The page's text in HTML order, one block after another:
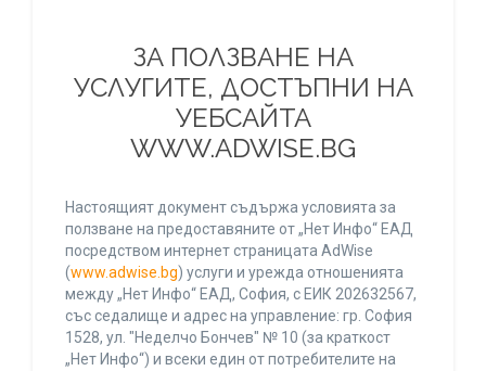
ЗА ПОЛЗВАНЕ НА
УСЛУГИТЕ, ДОСТЪПНИ НА
УЕБСАЙТА
WWW.ADWISE.BG
Настоящият документ съдържа условията за
ползване на предоставяните от „Нет Инфо“ ЕАД
посредством интернет страницата AdWise
(www.adwise.bg) услуги и урежда отношенията
между „Нет Инфо“ ЕАД, София, с ЕИК 202632567,
със седалище и адрес на управление: гр. София
1528, ул. "Неделчо Бончев" № 10 (за краткост
„Нет Инфо“) и всеки един от потребителите на